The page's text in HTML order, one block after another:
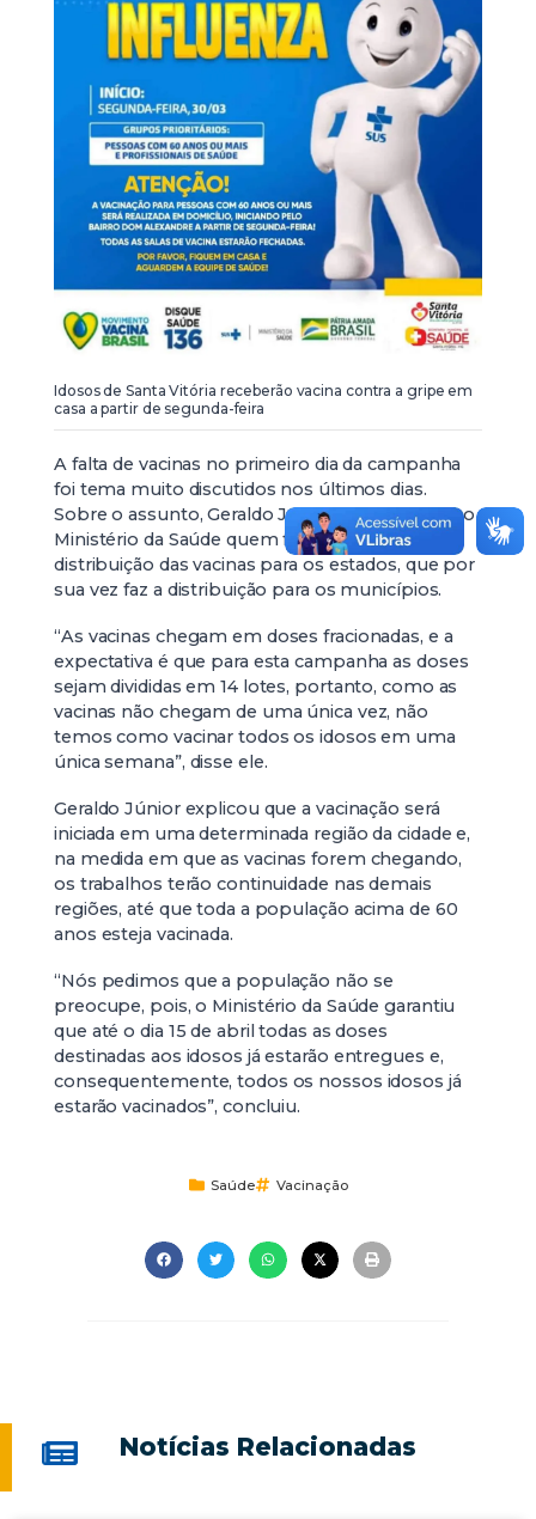
Idosos de Santa Vitória receberão vacina contra a gripe em
casa a partir de segunda-feira
A falta de vacinas no primeiro dia da campanha
foi tema muito discutidos nos últimos dias.
Sobre o assunto, Geraldo Júnior enfatiza que é o
Ministério da Saúde quem faz a compra e
distribuição das vacinas para os estados, que por
sua vez faz a distribuição para os municípios.
“As vacinas chegam em doses fracionadas, e a
expectativa é que para esta campanha as doses
sejam divididas em 14 lotes, portanto, como as
vacinas não chegam de uma única vez, não
temos como vacinar todos os idosos em uma
única semana”, disse ele.
Geraldo Júnior explicou que a vacinação será
iniciada em uma determinada região da cidade e,
na medida em que as vacinas forem chegando,
os trabalhos terão continuidade nas demais
regiões, até que toda a população acima de 60
anos esteja vacinada.
“Nós pedimos que a população não se
preocupe, pois, o Ministério da Saúde garantiu
que até o dia 15 de abril todas as doses
destinadas aos idosos já estarão entregues e,
consequentemente, todos os nossos idosos já
estarão vacinados”, concluiu.
Saúde Vacinação
Notícias Relacionadas